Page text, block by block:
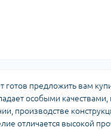
готов предложить вам
особыми качествами,
производстве
отличается высокой